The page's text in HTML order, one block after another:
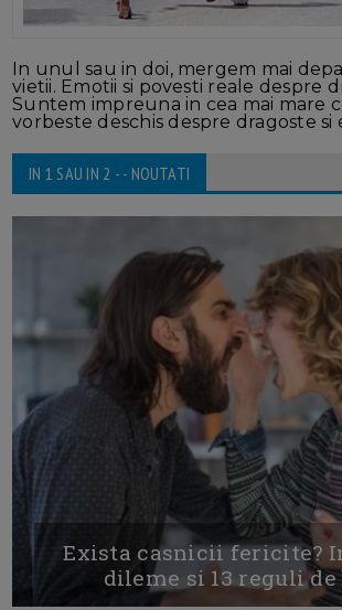
In unul sau in doi, mergem mai
vietii. Emotii si povesti reale despre
Suntem impreuna in cea mai mare
vorbeste deschis despre dragoste si
IN 1 SAU IN 2 - - NOUTATI
Exista casnicii fericite?
dileme si 13 reguli de